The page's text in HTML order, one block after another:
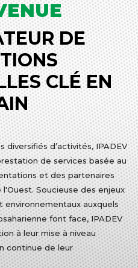
DE
CLÉ EN
diversifiés d’activités, IPADEV
de services basée au
et des partenaires
Soucieuse des enjeux
auxquels
font face, IPADEV
à leur mise à niveau
continue de leur